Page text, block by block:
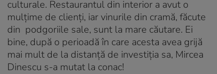
culturale. Restaurantul din interior a avut o
mulțime de clienți, iar vinurile din cramă, făcute
din podgoriile sale, sunt la mare căutare. Ei
bine, după o perioadă în care acesta avea grijă
mai mult de la distanță de investiția sa, Mircea
Dinescu s-a mutat la conac!